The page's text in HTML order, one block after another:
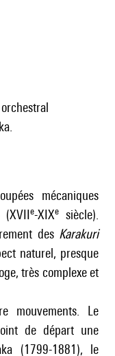
mécaniques
(XVIIe-XIXe
siècle).
des Karakuri
naturel, presque
très complexe et
mouvements. Le
de départ une
(1799-1881), le